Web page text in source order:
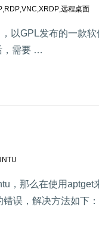
,RDP,VNC,XRDP,远程桌面
以GPL发布的一款
，需要 …
，那么在使用aptget
错误，解决方法如下